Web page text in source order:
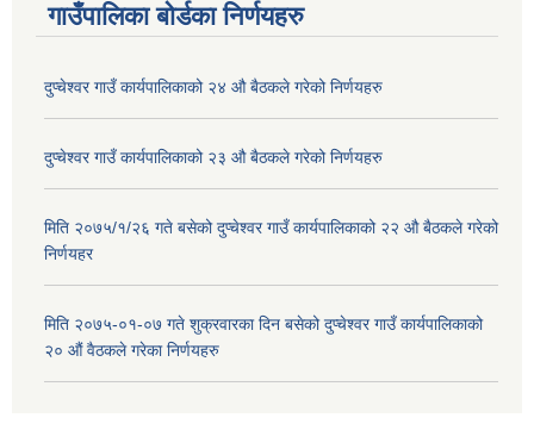
गाउँपालिका बोर्डका निर्णयहरु
दुप्चेश्वर गाउँ कार्यपालिकाको २४ औ बैठकले गरेको निर्णयहरु
दुप्चेश्वर गाउँ कार्यपालिकाको २३ औ बैठकले गरेको निर्णयहरु
मिति २०७५/१/२६ गते बसेको दुप्चेश्वर गाउँ कार्यपालिकाको २२ औ बैठकले गरेको
निर्णयहर
मिति २०७५-०१-०७ गते शुक्रवारका दिन बसेको दुप्चेश्वर गाउँ कार्यपालिकाको
२० औं वैठकले गरेका निर्णयहरु